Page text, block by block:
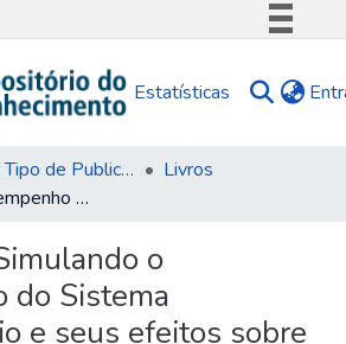
Comunica BR
Acesso à informação
Estatísticas
Navegar por Tipo de Publicação
Livros
Simulando o desempenho do Sistema Previdenciário e seus efeitos sobre pobreza sob mudanças nas regras de pensão e aposentadoria
o
do Sistema
e seus efeitos sobre